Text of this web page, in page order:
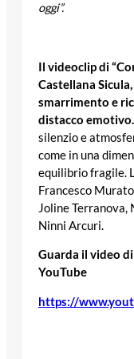
oggi”.
Il videoclip di
Castellana
smarrimento e
distacco emotivo.
silenzio e
come in una
equilibrio fragile.
Francesco
Joline Terranova,
Ninni Arcuri.
Guarda il video di
YouTube
https://